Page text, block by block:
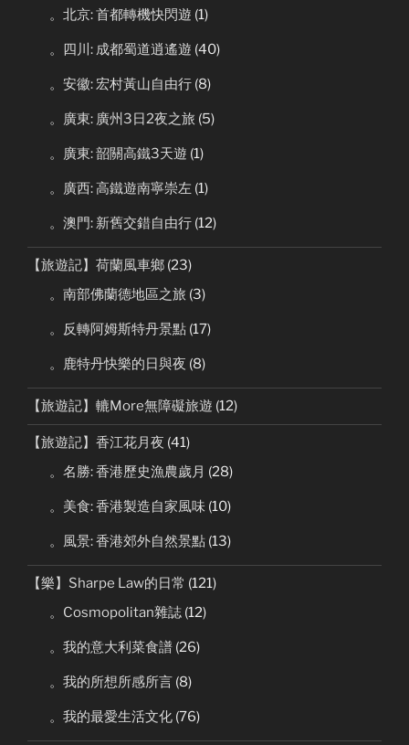
。北京: 首都轉機快閃遊 (1)
。四川: 成都蜀道逍遙遊 (40)
。安徽: 宏村黃山自由行 (8)
。廣東: 廣州3日2夜之旅 (5)
。廣東: 韶關高鐵3天遊 (1)
。廣西: 高鐵遊南寧崇左 (1)
。澳門: 新舊交錯自由行 (12)
【旅遊記】荷蘭風車鄉 (23)
。南部佛蘭德地區之旅 (3)
。反轉阿姆斯特丹景點 (17)
。鹿特丹快樂的日與夜 (8)
【旅遊記】轆More無障礙旅遊 (12)
【旅遊記】香江花月夜 (41)
。名勝: 香港歷史漁農歲月 (28)
。美食: 香港製造自家風味 (10)
。風景: 香港郊外自然景點 (13)
【樂】Sharpe Law的日常 (121)
。Cosmopolitan雜誌 (12)
。我的意大利菜食譜 (26)
。我的所想所感所言 (8)
。我的最愛生活文化 (76)